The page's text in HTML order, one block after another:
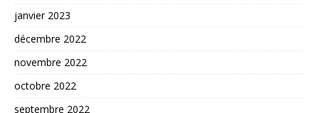
janvier 2023
décembre 2022
novembre 2022
octobre 2022
septembre 2022